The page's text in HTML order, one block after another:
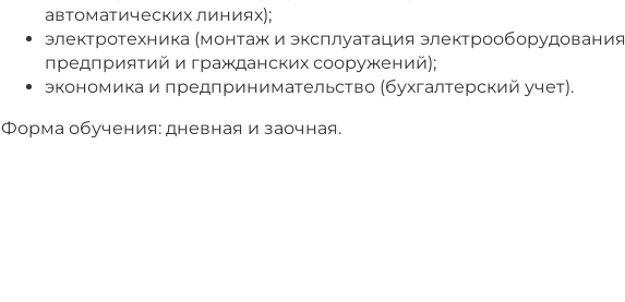
автоматических линиях);
электротехника (монтаж и эксплуатация электрооборудования
предприятий и гражданских сооружений);
экономика и предпринимательство (бухгалтерский учет).
Форма обучения: дневная и заочная.